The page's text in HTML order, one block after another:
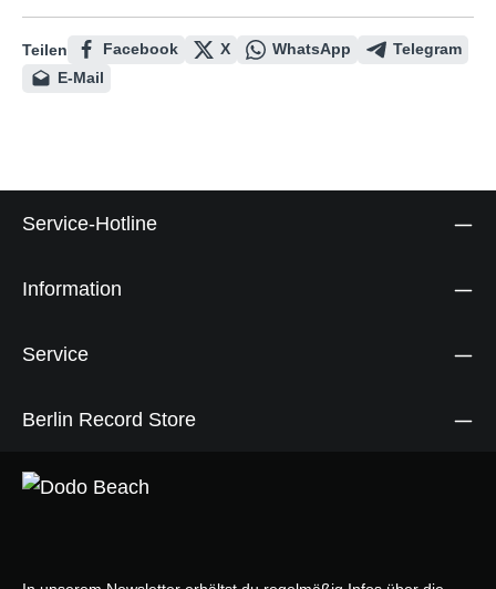
Teilen Facebook X WhatsApp
Telegram
E-Mail
Service-Hotline
Information
Service
Berlin Record Store